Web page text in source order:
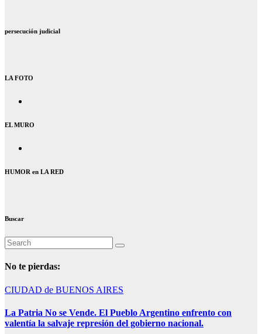
persecución judicial
LA FOTO
EL MURO
HUMOR en LA RED
Buscar
No te pierdas:
CIUDAD de BUENOS AIRES
La Patria No se Vende. El Pueblo Argentino enfrento con
valentía la salvaje represión del gobierno nacional.